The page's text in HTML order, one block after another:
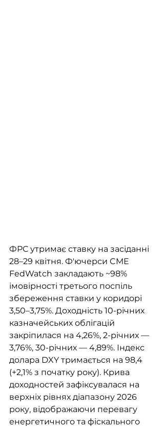
ФРС утримає ставку на засіданні
28–29 квітня. Ф'ючерси CME
FedWatch закладають ~98%
імовірності третього поспіль
збереження ставки у коридорі
3,50–3,75%. Доходність 10-річних
казначейських облігацій
закріпилася на 4,26%, 2-річних —
3,76%, 30-річних — 4,89%. Індекс
долара DXY тримається на 98,4
(+2,1% з початку року). Крива
доходностей зафіксувалася на
верхніх рівнях діапазону 2026
року, відображаючи перевагу
енергетичного та фіскального